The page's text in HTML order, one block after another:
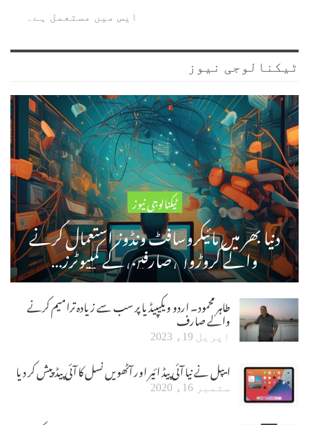
ایس میں مستعمل ہے۔
ٹیکنالوجی نیوز
ٹیکنالوجی نیوز
دنیا بھر میں مائیکروسافٹ ونڈوز استعمال کرنے
والے کروڑوں صارفین کے کمپیوٹرز…
طاہر محمود۔ اردو ویکیپیڈیا پر سب سے زیادہ ترامیم کرنے
والے صارف
اپریل 19، 2023
ایپل نے نیا آئی پیڈ ائیر اور آٹھویں نسل کا آئی پیڈ پیش کر دیا
ستمبر 16، 2020